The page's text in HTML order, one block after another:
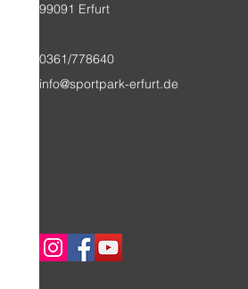
99091 Erfurt
0361/778640
info@sportpark-erfurt.de